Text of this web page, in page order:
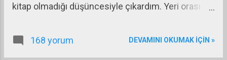
kitap olmadığı düşüncesiyle çıkardım. Yeri orası
kesimindeki gerekse özel kesimdeki bütün
168 yorum DEVAMINI OKUMAK IÇIN »